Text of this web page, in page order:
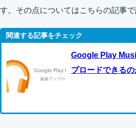
す。その点についてはこちらの記事で
Google Play
プロードできるの